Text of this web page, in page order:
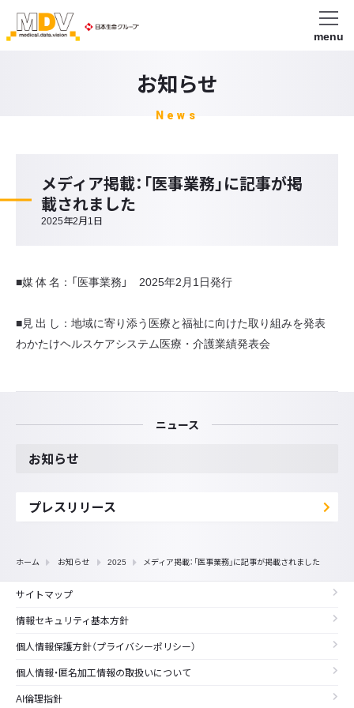
menu
お知らせ
News
メディア掲載：「医事業務」に記事が掲
載されました
2025年2月1日
■媒 体 名：「医事業務」 2025年2月1日発行
■見 出 し：地域に寄り添う医療と福祉に向けた取り組みを発表
わかたけヘルスケアシステム医療・介護業績発表会
ニュース
お知らせ
プレスリリース
ホーム お知らせ 2025 メディア掲載：「医事業務」に記事が掲載されました
サイトマップ
情報セキュリティ基本方針
個人情報保護方針（プライバシーポリシー）
個人情報・匿名加工情報の取扱いについて
AI倫理指針